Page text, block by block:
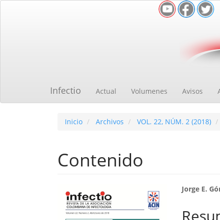
Infectio Actual Volumenes Avisos
Inicio Archivos VOL. 22, NÚM. 2 (2018)
Contenido
Barra
lateral
Jorge E.